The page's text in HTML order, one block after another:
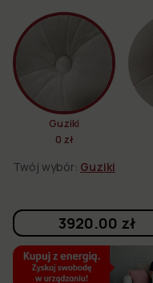
Guziki
0 zł
Twój wybór: Guziki
3920.00 zł